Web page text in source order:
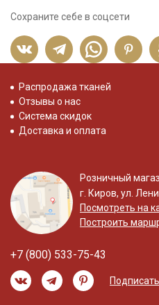
Сохраните себе в соцсети
Распродажа тканей
Отзывы о нас
Система скидок
Доставка и оплата
Розничный
г. Киров, ул.
Посмотреть на
Построить
+7 (800) 533-75-43